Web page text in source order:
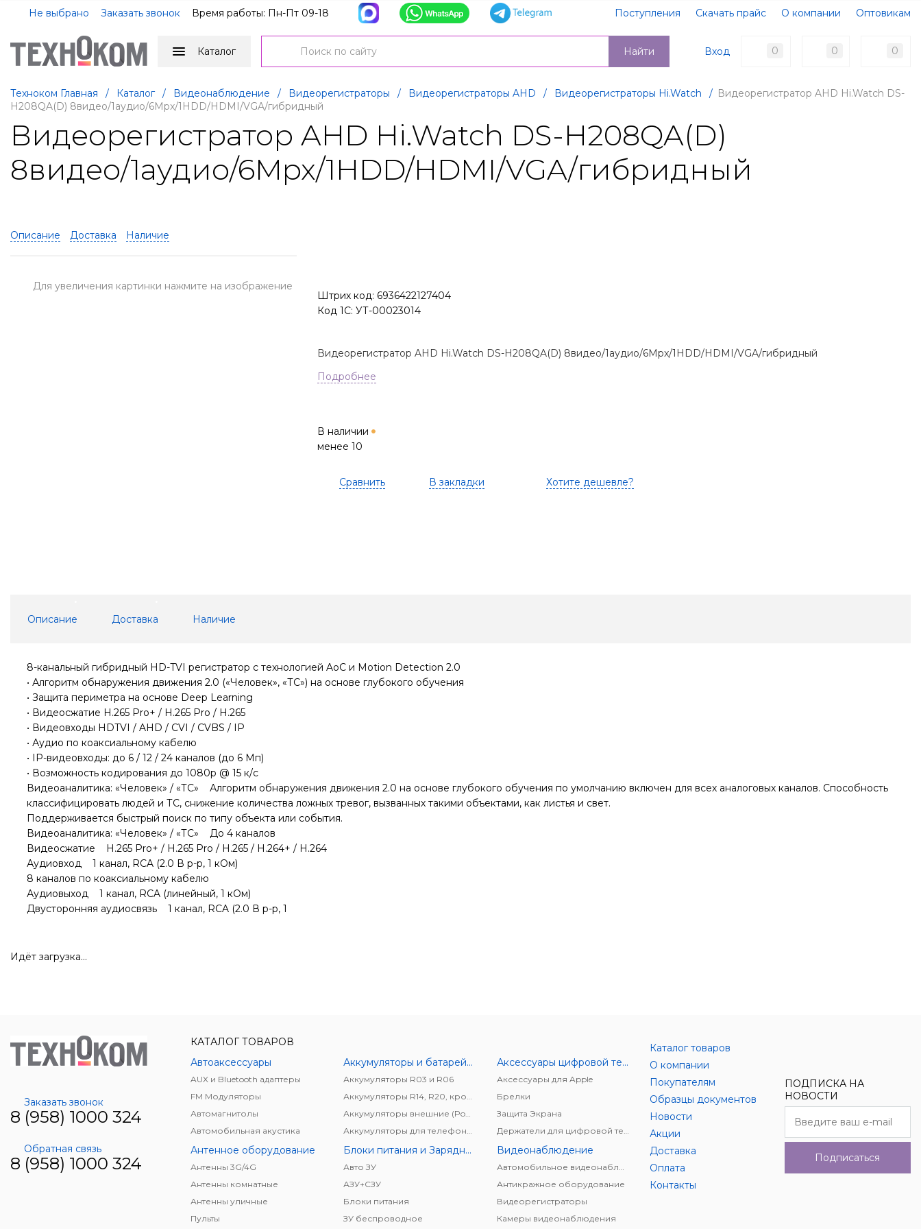
Не выбрано Заказать звонок Время работы: Пн-Пт 09-18 Поступления Скачать прайс О компании
Оптовикам
Доставка
Контакты
Каталог Вход 0 0 0
Найти
Техноком Главная / Каталог / Видеонаблюдение / Видеорегистраторы / Видеорегистраторы AHD / Видеорегистраторы Hi.Watch / Видеорегистратор AHD Hi.Watch DS-
H208QA(D) 8видео/1аудио/6Mpx/1HDD/HDMI/VGA/гибридный
Видеорегистратор AHD Hi.Watch DS-H208QA(D)
8видео/1аудио/6Mpx/1HDD/HDMI/VGA/гибридный
Описание Доставка Наличие
Для увеличения картинки нажмите на изображение
Штрих код: 6936422127404
Код 1С: УТ-00023014
Видеорегистратор AHD Hi.Watch DS-H208QA(D) 8видео/1аудио/6Mpx/1HDD/HDMI/VGA/гибридный
Подробнее
В наличии
менее 10
Сравнить В закладки Хотите дешевле?
Описание Доставка Наличие
8-канальный гибридный HD-TVI регистратор c технологией AoC и Motion Detection 2.0
• Алгоритм обнаружения движения 2.0 («Человек», «ТС») на основе глубокого обучения
• Защита периметра на основе Deep Learning
• Видеосжатие H.265 Pro+ / H.265 Pro / H.265
• Видеовходы HDTVI / AHD / CVI / CVBS / IP
• Аудио по коаксиальному кабелю
• IP-видеовходы: до 6 / 12 / 24 каналов (до 6 Мп)
• Возможность кодирования до 1080p @ 15 к/с
Видеоаналитика: «Человек» / «ТС» Алгоритм обнаружения движения 2.0 на основе глубокого обучения по умолчанию включен для всех аналоговых каналов. Способность
классифицировать людей и ТС, снижение количества ложных тревог, вызванных такими объектами, как листья и свет.
Поддерживается быстрый поиск по типу объекта или события.
Видеоаналитика: «Человек» / «ТС» До 4 каналов
Видеосжатие H.265 Pro+ / H.265 Pro / H.265 / H.264+ / H.264
Аудиовход 1 канал, RCA (2.0 В p-p, 1 кОм)
8 каналов по коаксиальному кабелю
Аудиовыход 1 канал, RCA (линейный, 1 кОм)
Двусторонняя аудиосвязь 1 канал, RCA (2.0 В p-p, 1
Идёт загрузка...
Заказать звонок
8 (958) 1000 324
Обратная связь
8 (958) 1000 324
КАТАЛОГ ТОВАРОВ
Автоаксессуары
AUX и Bluetooth адаптеры
FM Модуляторы
Автомагнитолы
Автомобильная акустика
Аккумуляторы и батарейки
Аккумуляторы R03 и R06
Аксессуары цифровой техники
Аксессуары для Apple
Брелки
Защита Экрана
Антенное оборудование
Антенны 3G/4G
Антенны комнатные
Антенны уличные
Пульты
Блоки питания и Зарядные устройства
Авто ЗУ
АЗУ+CЗУ
Блоки питания
ЗУ беспроводное
Видеонаблюдение
Антикражное оборудование
Видеорегистраторы
Камеры видеонаблюдения
Каталог товаров
О компании
Покупателям
Образцы документов
Новости
Акции
Доставка
Оплата
Контакты
ПОДПИСКА НА
НОВОСТИ
Подписаться